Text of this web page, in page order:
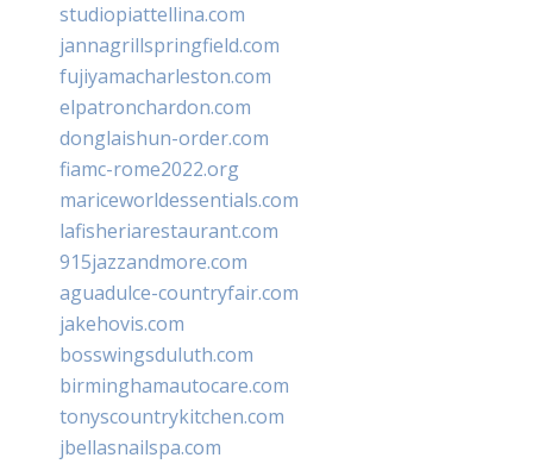
studiopiattellina.com
jannagrillspringfield.com
fujiyamacharleston.com
elpatronchardon.com
donglaishun-order.com
fiamc-rome2022.org
mariceworldessentials.com
lafisheriarestaurant.com
915jazzandmore.com
aguadulce-countryfair.com
jakehovis.com
bosswingsduluth.com
birminghamautocare.com
tonyscountrykitchen.com
jbellasnailspa.com